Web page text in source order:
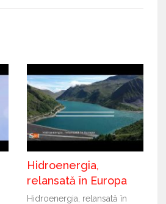
Hidroenergia,
relansată în Europa
Hidroenergia, relansată în